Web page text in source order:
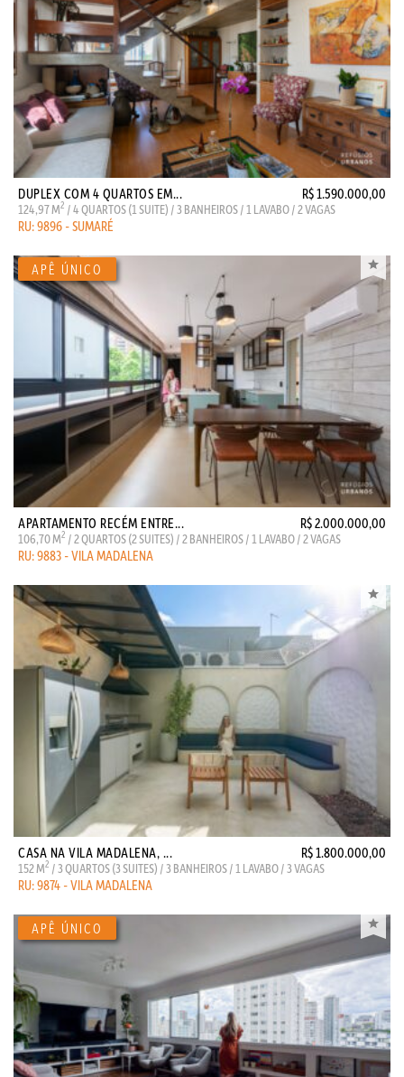
DUPLEX COM 4 QUARTOS EM... R$ 1.590.000,00
124,97 M2 / 4 QUARTOS (1 SUITE) / 3 BANHEIROS / 1 LAVABO / 2 VAGAS
RU: 9896 - SUMARÉ
APARTAMENTO RECÉM ENTRE... R$ 2.000.000,00
106,70 M2 / 2 QUARTOS (2 SUITES) / 2 BANHEIROS / 1 LAVABO / 2 VAGAS
RU: 9883 - VILA MADALENA
CASA NA VILA MADALENA, ... R$ 1.800.000,00
152 M2 / 3 QUARTOS (3 SUITES) / 3 BANHEIROS / 1 LAVABO / 3 VAGAS
RU: 9874 - VILA MADALENA